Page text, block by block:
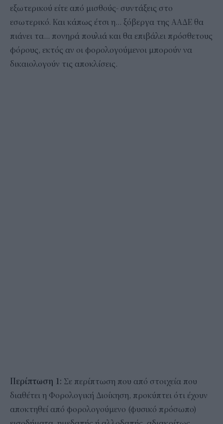
εξωτερικού είτε από μισθούς- συντάξεις στο
εσωτερικό. Και κάπως έτσι η… ξόβεργα της ΑΑΔΕ θα
πιάνει τα… πονηρά πουλιά και θα επιβάλει πρόσθετους
φόρους, εκτός αν οι φορολογούμενοι μπορούν να
δικαιολογούν τις αποκλίσεις.
Περίπτωση 1: Σε περίπτωση που από στοιχεία που
διαθέτει η Φορολογική Διοίκηση, προκύπτει ότι έχουν
αποκτηθεί από φορολογούμενο (φυσικό πρόσωπο)